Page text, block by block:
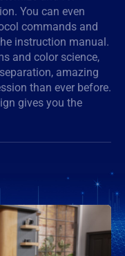
You can even
commands and
instruction manual.
and color science,
amazing
than ever before.
gives you the